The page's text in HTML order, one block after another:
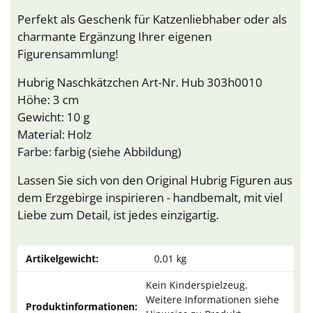
Perfekt als Geschenk für Katzenliebhaber oder als
charmante Ergänzung Ihrer eigenen
Figurensammlung!
Hubrig Naschkätzchen Art-Nr. Hub 303h0010
Höhe: 3 cm
Gewicht: 10 g
Material: Holz
Farbe: farbig (siehe Abbildung)
Lassen Sie sich von den Original Hubrig Figuren aus
dem Erzgebirge inspirieren - handbemalt, mit viel
Liebe zum Detail, ist jedes einzigartig.
Artikelgewicht: 0,01 kg
Produktinformationen:
Kein Kinderspielzeug.
Weitere Informationen siehe